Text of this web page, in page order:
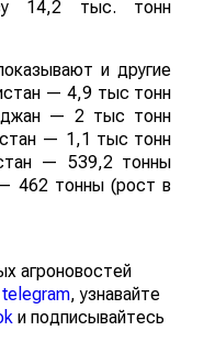
14,2 тыс. тонн
и другие
— 4,9 тыс тонн
— 2 тыс тонн
— 1,1 тыс тонн
— 539,2 тонны
462 тонны (рост в
агроновостей
telegram, узнавайте
и подписывайтесь